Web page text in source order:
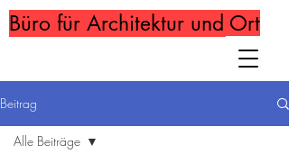
Büro für Architektur und Ort
Beitrag
Alle Beiträge